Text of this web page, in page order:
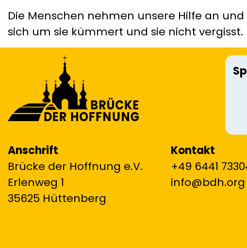
Die Menschen nehmen unsere Hilfe an
sich um sie kümmert und sie nicht vergisst.
Anschrift
Brücke der Hoffnung e.V.
Erlenweg 1
35625 Hüttenberg
Kontakt
+49 6441
info@bdh.org